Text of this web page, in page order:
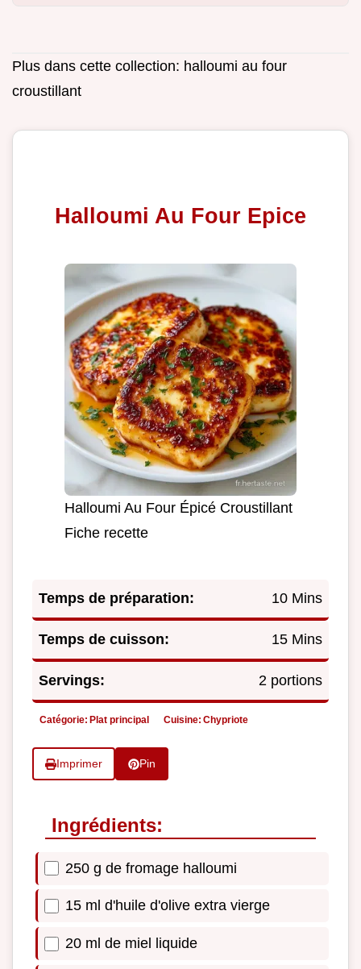
Plus dans cette collection: halloumi au four
croustillant
Halloumi Au Four Epice
Halloumi Au Four Épicé Croustillant
Fiche recette
Temps de préparation: 10 Mins
Temps de cuisson: 15 Mins
Servings: 2 portions
Catégorie: Plat principal Cuisine: Chypriote
Imprimer Pin
Ingrédients:
250 g de fromage halloumi
15 ml d'huile d'olive extra vierge
20 ml de miel liquide